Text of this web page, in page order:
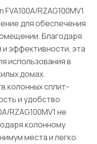
RZAG100MV1
для обеспечения
Благодаря
эффективности, эта
использования в
домах.
колонных сплит-
и удобство
RZAG100MV1 не
колонному
места и легко